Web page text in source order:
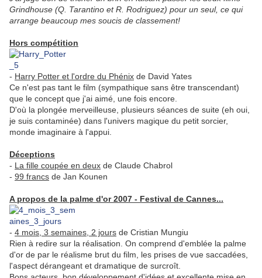
Grindhouse (Q. Tarantino et R. Rodriguez) pour un seul, ce qui
arrange beaucoup mes soucis de classement!
Hors compétition
- Harry Potter et l'ordre du Phénix de David Yates
Ce n'est pas tant le film (sympathique sans être transcendant)
que le concept que j'ai aimé, une fois encore.
D'où la plongée merveilleuse, plusieurs séances de suite (eh oui,
je suis contaminée) dans l'univers magique du petit sorcier,
monde imaginaire à l'appui.
Déceptions
- La fille coupée en deux de Claude Chabrol
- 99 francs de Jan Kounen
A propos de la palme d'or 2007 - Festival de Cannes...
- 4 mois, 3 semaines, 2 jours de Cristian Mungiu
Rien à redire sur la réalisation. On comprend d'emblée la palme
d'or de par le réalisme brut du film, les prises de vue saccadées,
l'aspect dérangeant et dramatique de surcroît.